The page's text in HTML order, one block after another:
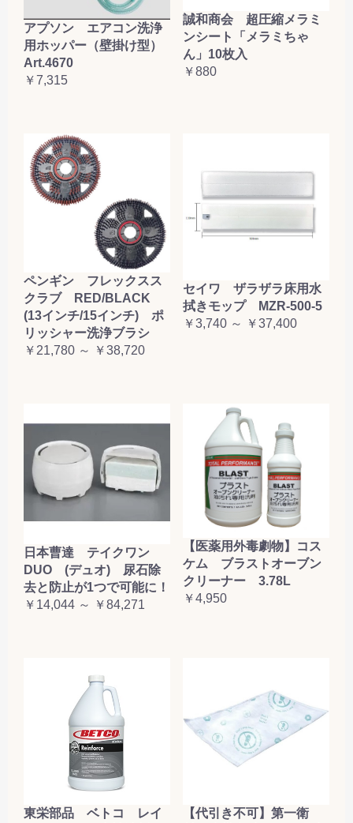
アプソン エアコン洗浄
用ホッパー（壁掛け型）
Art.4670
￥7,315
誠和商会 超圧縮メラミ
ンシート「メラミちゃ
ん」10枚入
￥880
ペンギン フレックスス
クラブ RED/BLACK
(13インチ/15インチ) ポ
リッシャー洗浄ブラシ
￥21,780 ～ ￥38,720
セイワ ザラザラ床用水
拭きモップ MZR-500-5
￥3,740 ～ ￥37,400
日本曹達 テイクワン
DUO (デュオ) 尿石除
去と防止が1つで可能に！
￥14,044 ～ ￥84,271
【医薬用外毒劇物】コス
ケム ブラストオーブン
クリーナー 3.78L
￥4,950
東栄部品 ベトコ レイ
【代引き不可】第一衛